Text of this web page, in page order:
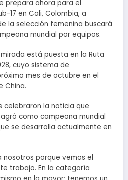
prepara ahora para el
17 en Cali, Colombia, a
la selección femenina buscará
mundial por equipos.
está puesta en la Ruta
cuyo sistema de
mes de octubre en el
China.
celebraron la noticia que
como campeona mundial
se desarrolla actualmente en
nosotros porque vemos el
trabajo. En la categoría